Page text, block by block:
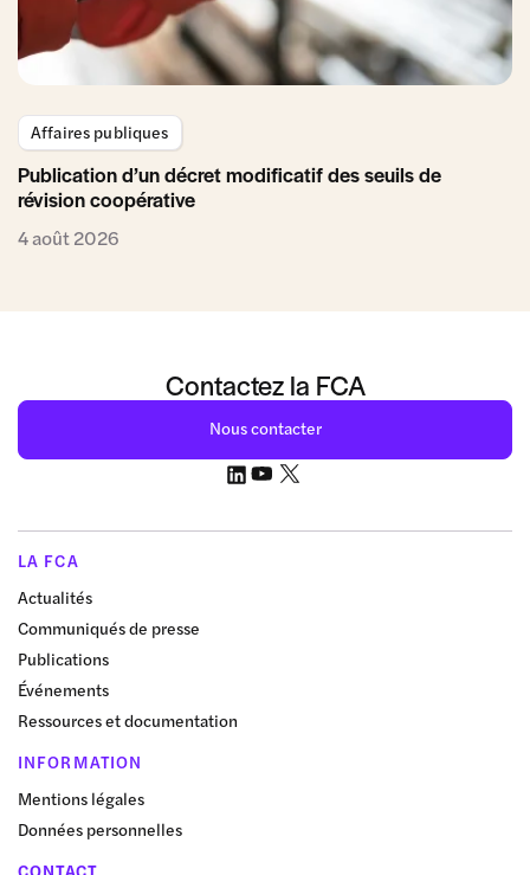
Affaires publiques
Publication d’un décret modificatif des seuils de
révision coopérative
4 août 2026
Contactez la FCA
Nous contacter
LA FCA
Actualités
Communiqués de presse
Publications
Événements
Ressources et documentation
INFORMATION
Mentions légales
Données personnelles